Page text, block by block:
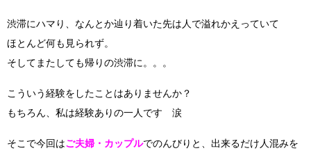
渋滞にハマり、なんとか辿り着いた先は人で溢れかえっていて
ほとんど何も見られず。
そしてまたしても帰りの渋滞に。。。
こういう経験をしたことはありませんか？
もちろん、私は経験ありの一人です 涙
そこで今回はご夫婦・カップルでのんびりと、出来るだけ人混みを